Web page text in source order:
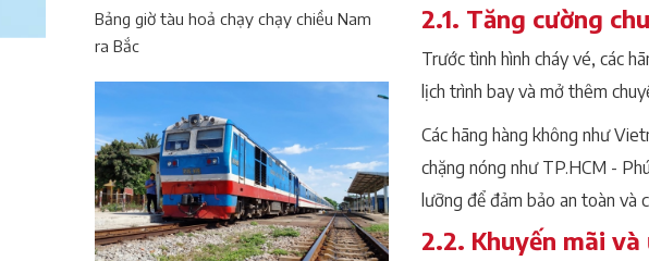
Bảng giờ tàu hoả chạy chạy chiều Nam
ra Bắc
2.1. Tăng cường
Trước tình hình cháy vé, các
lịch trình bay và mở thêm
Các hãng hàng không như
chặng nóng như TP.HCM -
lưỡng để đảm bảo an toàn và
2.2. Khuyến mãi